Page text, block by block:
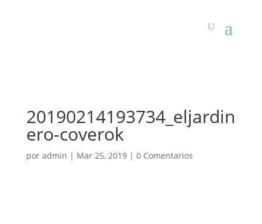
20190214193734_eljardin
ero-coverok
por admin | Mar 25, 2019| 0 Comentarios